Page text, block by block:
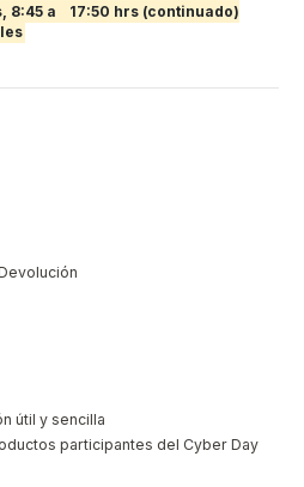
8:45 a
17:50 hrs (continuado)
útil y sencilla
participantes del Cyber Day